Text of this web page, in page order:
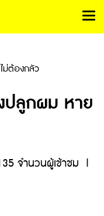
ม่ต้องกลัว
ปลูกผม หาย
จำนวนผู้เข้าชม |